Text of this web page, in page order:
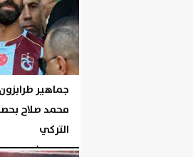
الخميس، 6 أغسطس 2026
جماهير
محمد صلاح
التركي
الخميس، 6 أغسطس 2026